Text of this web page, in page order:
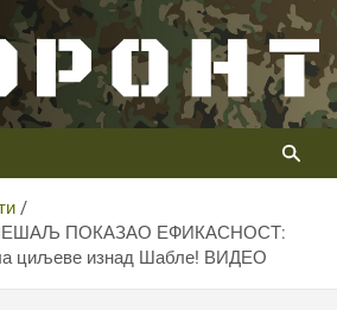
ФРОНТ
ПОКАЗАО ЕФИКАСНОСТ:
циљеве изнад Шабле! ВИДЕО